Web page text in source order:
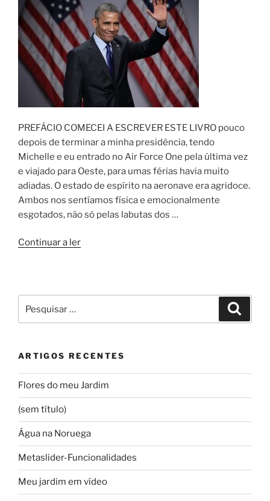
PREFÁCIO COMECEI A ESCREVER ESTE LIVRO pouco
depois de terminar a minha presidência, tendo
Michelle e eu entrado no Air Force One pela última vez
e viajado para Oeste, para umas férias havia muito
adiadas. O estado de espírito na aeronave era agridoce.
Ambos nos sentíamos física e emocionalmente
esgotados, não só pelas labutas dos …
Continuar a ler“Prefácio-
por:
ARTIGOS RECENTES
Flores do meu Jardim
(sem título)
Água na Noruega
Metaslider-Funcionalidades
Meu jardim em vídeo